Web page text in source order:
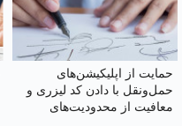
حمایت از اپلیکیشن‌های
حمل‌ونقل با دادن کد لیزری و
معافیت از محدودیت‌های